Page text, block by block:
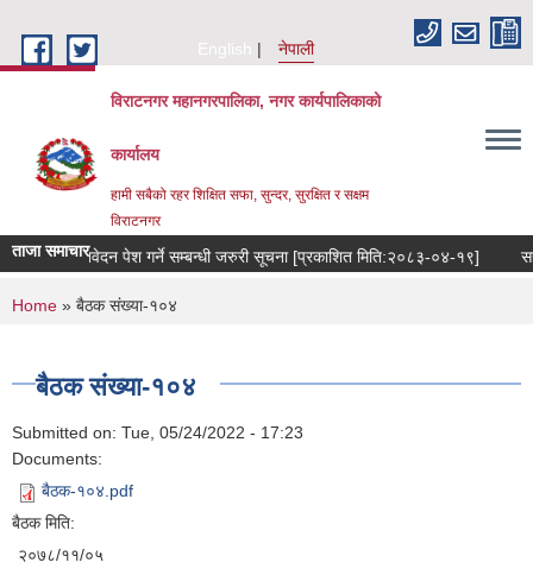
English
नेपाली
विराटनगर महानगरपालिका, नगर कार्यपालिकाको
कार्यालय
हामी सबैको रहर शिक्षित सफा, सुन्दर, सुरक्षित र सक्षम
विराटनगर
ताजा समाचार
सभाको प्रतिवेदन पेश गर्ने सम्बन्धी जरुरी सूचना [प्रकाशित मिति:२०८३-०४-१९]
You are here
Home » बैठक संख्या-१०४
बैठक संख्या-१०४
Submitted on: Tue, 05/24/2022 - 17:23
Documents:
बैठक-१०४.pdf
बैठक मिति:
२०७८/११/०५